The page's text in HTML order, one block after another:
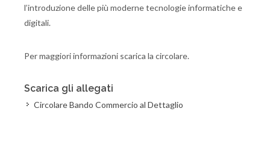
l’introduzione delle più moderne tecnologie informatiche e
digitali.
Per maggiori informazioni scarica la circolare.
Scarica gli allegati
Circolare Bando Commercio al Dettaglio